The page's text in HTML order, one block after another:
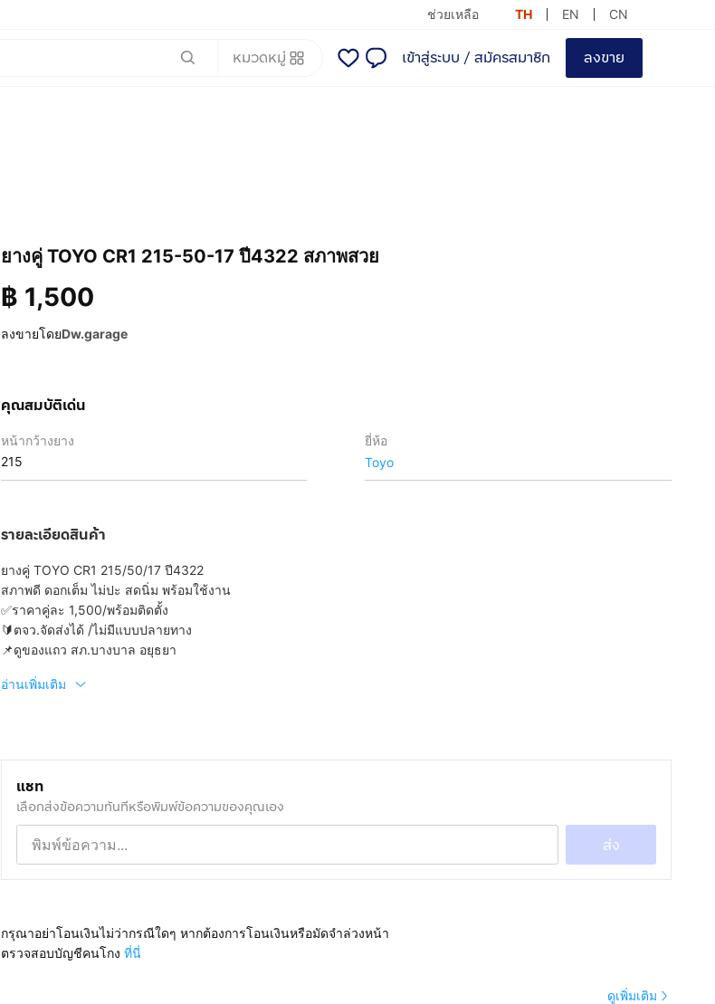
ช่วยเหลือ TH EN CN
หมวดหมู่ เข้าสู่ระบบ / สมัครสมาชิก ลงขาย
ยางคู่ TOYO CR1 215-50-17 ปี4322 สภาพสวย
฿ 1,500
ลงขายโดยDw.garage
คุณสมบัติเด่น
หน้ากว้างยาง
215
ยี่ห้อ
Toyo
รายละเอียดสินค้า
ยางคู่ TOYO CR1 215/50/17 ปี4322
สภาพดี ดอกเต็ม ไม่ปะ สดนิ่ม พร้อมใช้งาน
✅️ราคาคู่ละ 1,500/พร้อมติดตั้ง
🔰ตจว.จัดส่งได้ /ไม่มีแบบปลายทาง
📌ดูของแถว สภ.บางบาล อยุธยา
อ่านเพิ่มเติม
แชท
เลือกส่งข้อความทันทีหรือพิมพ์ข้อความของคุณเอง
ส่ง
กรุณาอย่าโอนเงินไม่ว่ากรณีใดๆ หากต้องการโอนเงินหรือมัดจำล่วงหน้า
ตรวจสอบบัญชีคนโกง ที่นี่
ดูเพิ่มเติม